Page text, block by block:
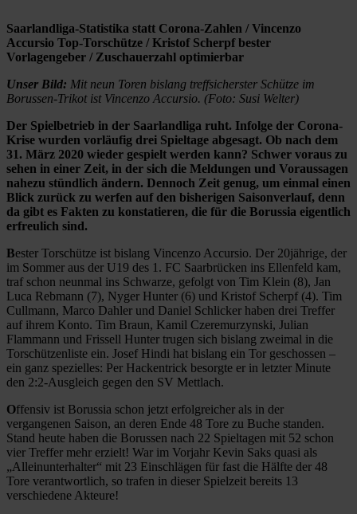
Saarlandliga-Statistika statt Corona-Zahlen / Vincenzo
Accursio Top-Torschütze / Kristof Scherpf bester
Vorlagengeber / Zuschauerzahl optimierbar
Unser Bild: Mit neun Toren bislang treffsicherster Schütze im
Borussen-Trikot ist Vincenzo Accursio. (Foto: Susi Welter)
Der Spielbetrieb in der Saarlandliga ruht. Infolge der Corona-
Krise wurden vorläufig drei Spieltage abgesagt. Ob nach dem
31. März 2020 wieder gespielt werden kann? Schwer voraus zu
sehen in einer Zeit, in der sich die Meldungen und Voraussagen
nahezu stündlich ändern. Dennoch Zeit genug, um einmal einen
Blick zurück zu werfen auf den bisherigen Saisonverlauf, denn
da gibt es Fakten zu konstatieren, die für die Borussia eigentlich
erfreulich sind.
Bester Torschütze ist bislang Vincenzo Accursio. Der 20jährige, der
im Sommer aus der U19 des 1. FC Saarbrücken ins Ellenfeld kam,
traf schon neunmal ins Schwarze, gefolgt von Tim Klein (8), Jan
Luca Rebmann (7), Nyger Hunter (6) und Kristof Scherpf (4). Tim
Cullmann, Marco Dahler und Daniel Schlicker haben drei Treffer
auf ihrem Konto. Tim Braun, Kamil Czeremurzynski, Julian
Flammann und Frissell Hunter trugen sich bislang zweimal in die
Torschützenliste ein. Josef Hindi hat bislang ein Tor geschossen –
ein ganz spezielles: Per Hackentrick besorgte er in letzter Minute
den 2:2-Ausgleich gegen den SV Mettlach.
Offensiv ist Borussia schon jetzt erfolgreicher als in der
vergangenen Saison, an deren Ende 48 Tore zu Buche standen.
Stand heute haben die Borussen nach 22 Spieltagen mit 52 schon
vier Treffer mehr erzielt! War im Vorjahr Kevin Saks quasi als
„Alleinunterhalter“ mit 23 Einschlägen für fast die Hälfte der 48
Tore verantwortlich, so trafen in dieser Spielzeit bereits 13
verschiedene Akteure!